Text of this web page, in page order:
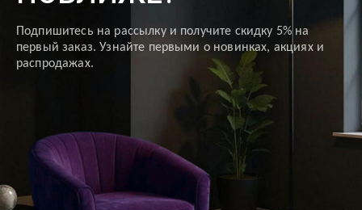
Подпишитесь на рассылку и получите скидку 5% на
первый заказ. Узнайте первыми о новинках, акциях и
распродажах.